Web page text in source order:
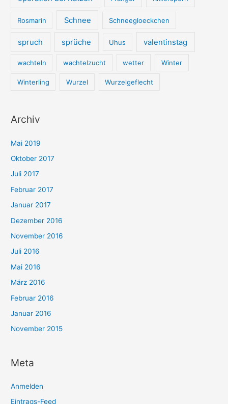
Rosmarin Schnee Schneegloeckchen
spruch sprüche Uhus valentinstag
wachteln wachtelzucht wetter Winter
Winterling Wurzel Wurzelgeflecht
Archiv
Mai 2019
Oktober 2017
Juli 2017
Februar 2017
Januar 2017
Dezember 2016
November 2016
Juli 2016
Mai 2016
März 2016
Februar 2016
Januar 2016
November 2015
Meta
Anmelden
Eintrags-Feed